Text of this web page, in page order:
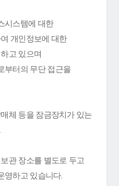
시스템에 대한
개인정보에 대한
고 있으며
부터의 무단 접근을
체 등을 잠금장치가 있는
관 장소를 별도로 두고
영하고 있습니다.